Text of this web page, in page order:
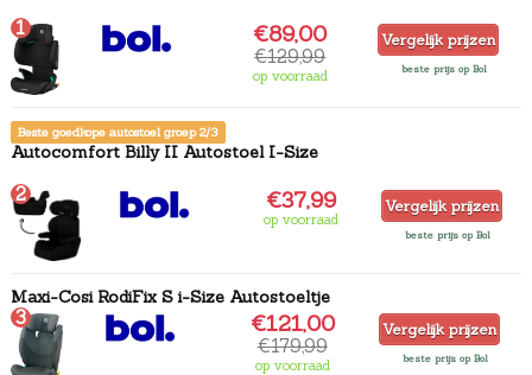
1 €89,00
€129,99
op voorraad
Vergelijk prijzen
beste prijs op Bol
Beste goedkope autostoel groep 2/3
Autocomfort Billy II Autostoel I-Size
2 €37,99
op voorraad
Vergelijk prijzen
beste prijs op Bol
Maxi-Cosi RodiFix S i-Size Autostoeltje
3 €121,00
€179,99
op voorraad
Vergelijk prijzen
beste prijs op Bol